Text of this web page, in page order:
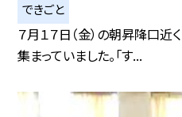
できごと
７月１７日（金）の朝昇降口
集まっていました。「す...